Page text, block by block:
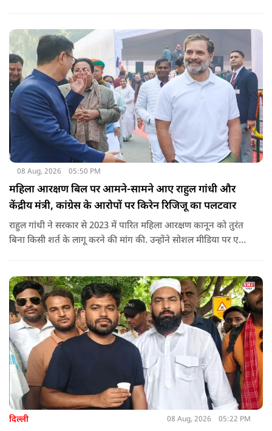
08 Aug, 2026 05:50 PM
महिला आरक्षण बिल पर आमने-सामने आए राहुल गांधी और
केंद्रीय मंत्री, कांग्रेस के आरोपों पर किरेन रिजिजू का पलटवार
राहुल गांधी ने सरकार से 2023 में पारित महिला आरक्षण कानून को तुरंत
बिना किसी शर्त के लागू करने की मांग की. उन्होंने सोशल मीडिया पर एक
दिल्ली 08 Aug, 2026 05:22 PM